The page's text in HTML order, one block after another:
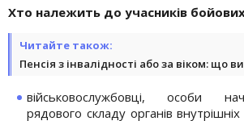
Хто належить до учасників
Читайте також:
Пенсія з інвалідності або за віком: що
військовослужбовці, особи
рядового складу органів внутрішніх